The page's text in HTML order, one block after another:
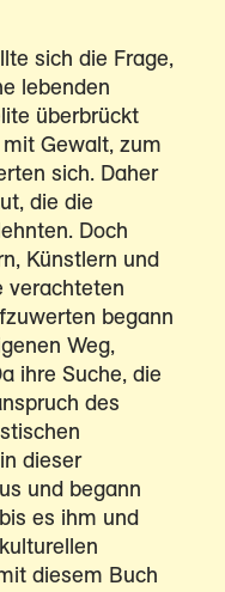
sich die Frage,
lebenden
überbrückt
Gewalt, zum
sich. Daher
die die
Doch
Künstlern und
verachteten
begann
Weg,
ihre Suche, die
des
dieser
und begann
es ihm und
diesem Buch